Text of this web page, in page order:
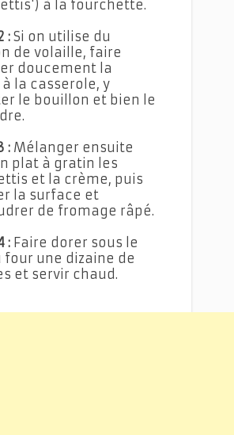
à la fourchette.
: Si on utilise du
de volaille, faire
doucement la
la casserole, y
le bouillon et bien le
: Mélanger ensuite
plat à gratin les
et la crème, puis
la surface et
de fromage râpé.
: Faire dorer sous le
four une dizaine de
et servir chaud.